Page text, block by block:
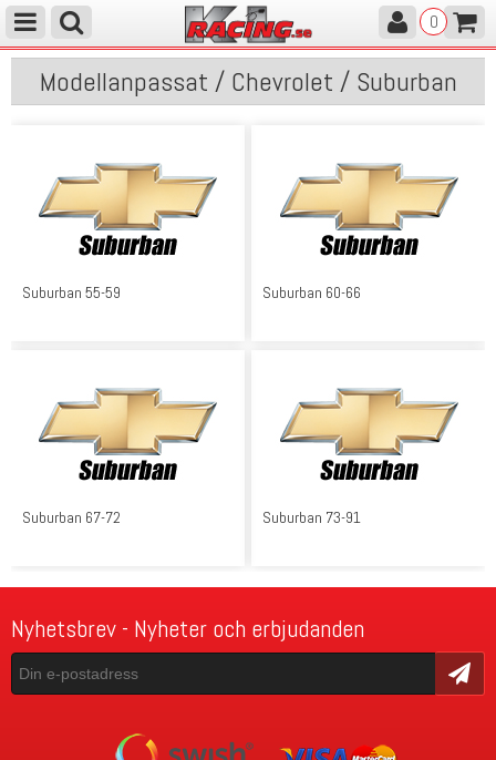
0
Modellanpassat / Chevrolet / Suburban
Suburban 55-59 Suburban 60-66
Suburban 67-72 Suburban 73-91
Nyhetsbrev - Nyheter och erbjudanden
Skicka